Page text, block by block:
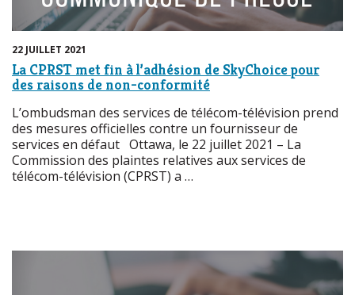
22 JUILLET 2021
La CPRST met fin à l’adhésion de SkyChoice pour
des raisons de non-conformité
L’ombudsman des services de télécom-télévision prend
des mesures officielles contre un fournisseur de
services en défaut Ottawa, le 22 juillet 2021 – La
Commission des plaintes relatives aux services de
télécom-télévision (CPRST) a …